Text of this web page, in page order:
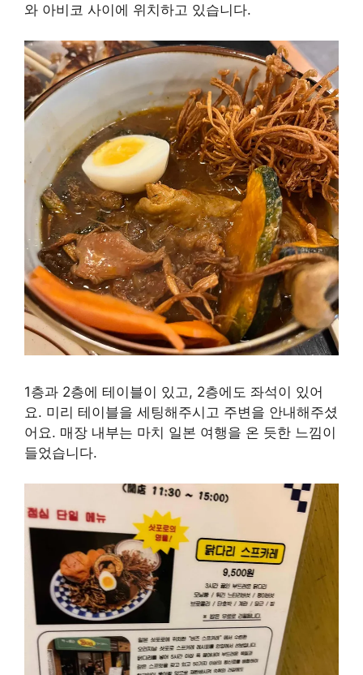
와 아비코 사이에 위치하고 있습니다.
1층과 2층에 테이블이 있고, 2층에도 좌석이 있어
요. 미리 테이블을 세팅해주시고 주변을 안내해주셨
어요. 매장 내부는 마치 일본 여행을 온 듯한 느낌이
들었습니다.